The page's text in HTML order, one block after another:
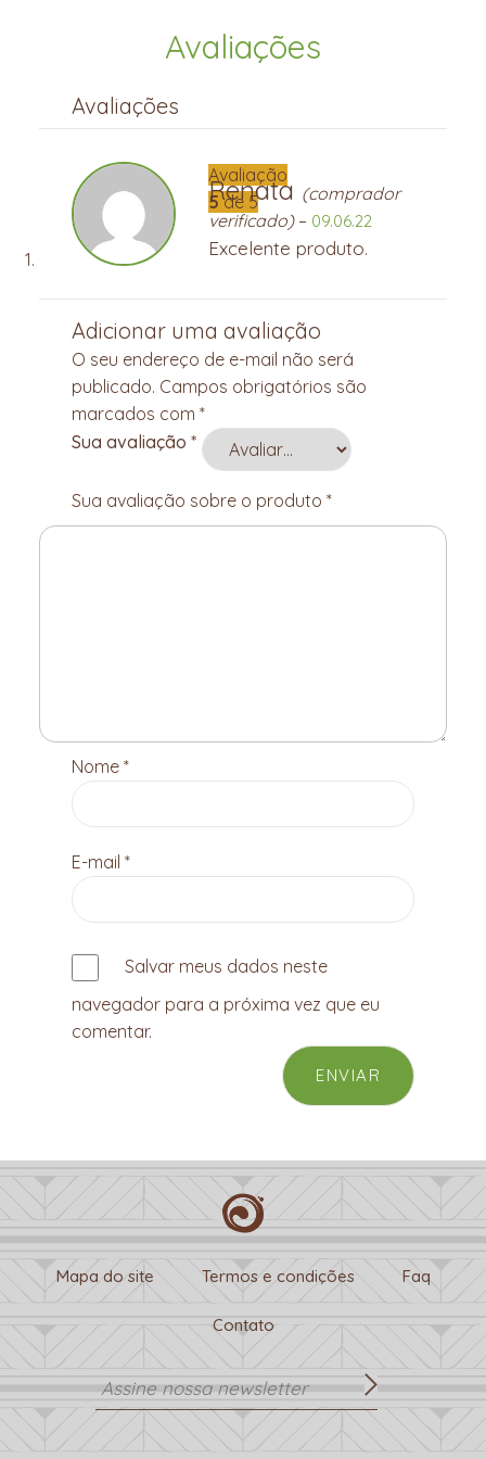
Avaliações
Avaliações
Avaliação
5de 5
Renata (comprador
verificado) – 09.06.22
Excelente produto.
Adicionar uma avaliação
O seu endereço de e-mail não será
publicado. Campos obrigatórios são
marcados com *
Sua avaliação *
Sua avaliação sobre o produto *
Nome *
E-mail *
Salvar meus dados neste
navegador para a próxima vez que eu
comentar.
Mapa do site Termos e condições Faq
Contato